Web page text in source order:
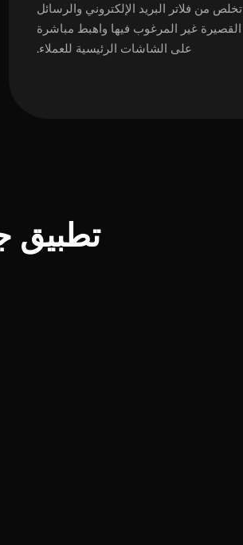
تخلص من فلاتر البريد الإلكتروني والرسائل
القصيرة غير المرغوب فيها واهبط مباشرة
على الشاشات الرئيسية للعملاء.
تطبيق